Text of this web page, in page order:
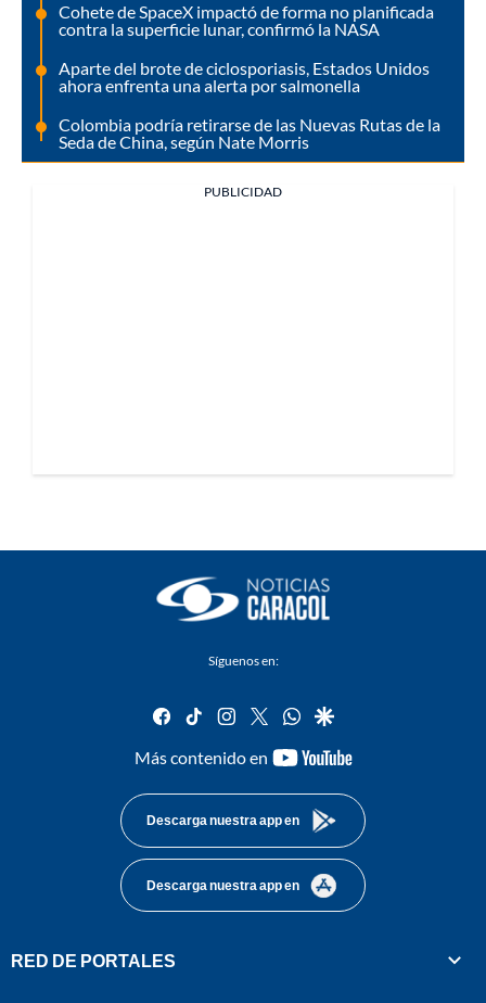
Cohete de SpaceX impactó de forma no planificada
contra la superficie lunar, confirmó la NASA
Aparte del brote de ciclosporiasis, Estados Unidos
ahora enfrenta una alerta por salmonella
Colombia podría retirarse de las Nuevas Rutas de la
Seda de China, según Nate Morris
PUBLICIDAD
Síguenos en:
facebook
tiktok instagram
twitterwhatsapp
google
Más contenido en
youtube-
Descarga nuestra app en
Descarga nuestra app en
RED DE PORTALES